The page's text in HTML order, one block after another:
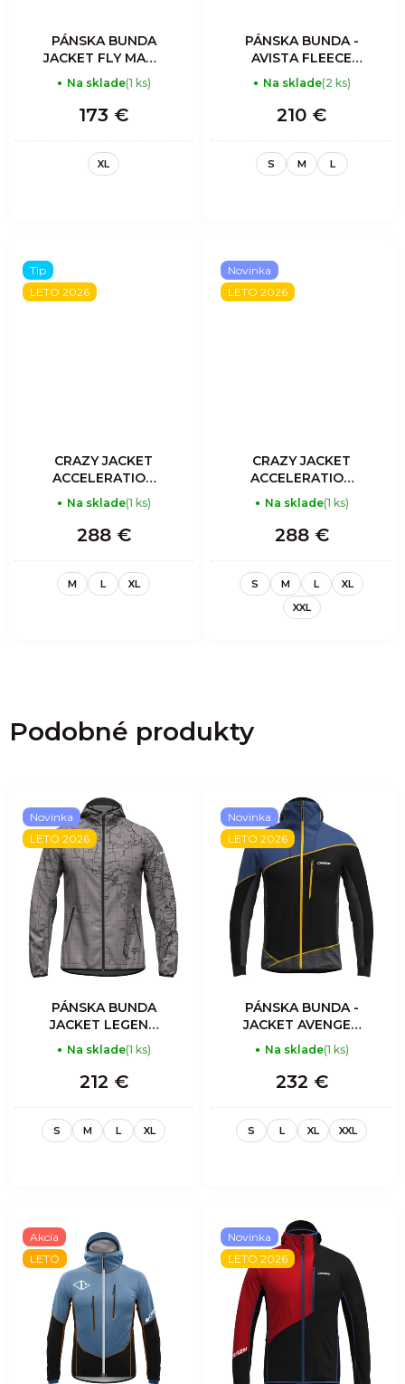
PÁNSKA BUNDA
JACKET FLY MAN -
SLATE
Na sklade(1 ks)
173 €
XL
PÁNSKA BUNDA -
AVISTA FLEECE
JACKET MAN -
GRAY
Na sklade(2 ks)
210 €
S M L
Tip
LETO 2026
CRAZY JACKET
ACCELERATION
LIGHT MAN
ORIENTE
Na sklade(1 ks)
288 €
M L XL
Novinka
LETO 2026
CRAZY JACKET
ACCELERATION
LIGHT MAN
SULPHUR
Na sklade(1 ks)
288 €
S M L
XL
XXL
Podobné produkty
Novinka
LETO 2026
PÁNSKA BUNDA
JACKET LEGEND
SHELL - WANT FLY
Na sklade(1 ks)
212 €
S M L XL
Novinka
LETO 2026
PÁNSKA BUNDA -
JACKET AVENGER
LIGHT MAN -
SULPHUR
Na sklade(1 ks)
232 €
S L XL XXL
Akcia
LETO
Novinka
LETO 2026